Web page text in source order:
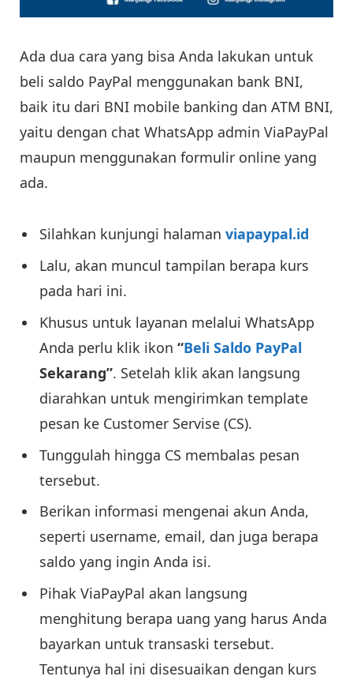
Ada dua cara yang bisa Anda lakukan untuk
beli saldo PayPal menggunakan bank BNI,
baik itu dari BNI mobile banking dan ATM BNI,
yaitu dengan chat WhatsApp admin ViaPayPal
maupun menggunakan formulir online yang
ada.
Silahkan kunjungi halaman viapaypal.id
Lalu, akan muncul tampilan berapa kurs
pada hari ini.
Khusus untuk layanan melalui WhatsApp
Anda perlu klik ikon “Beli Saldo PayPal
Sekarang”. Setelah klik akan langsung
diarahkan untuk mengirimkan template
pesan ke Customer Servise (CS).
Tunggulah hingga CS membalas pesan
tersebut.
Berikan informasi mengenai akun Anda,
seperti username, email, dan juga berapa
saldo yang ingin Anda isi.
Pihak ViaPayPal akan langsung
menghitung berapa uang yang harus Anda
bayarkan untuk transaski tersebut.
Tentunya hal ini disesuaikan dengan kurs